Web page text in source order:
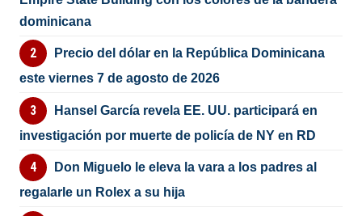
dominicana
Precio del dólar en la República Dominicana
este viernes 7 de agosto de 2026
Hansel García revela EE. UU. participará en
investigación por muerte de policía de NY en RD
Don Miguelo le eleva la vara a los padres al
regalarle un Rolex a su hija